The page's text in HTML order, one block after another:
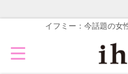
イフミー：今話題の女